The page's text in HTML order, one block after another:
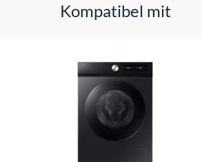
Kompatibel mit